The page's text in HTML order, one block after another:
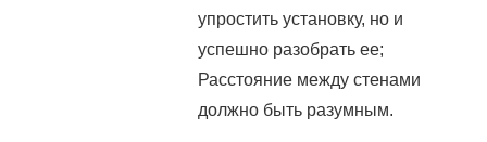
упростить установку, но и
успешно разобрать ее;
Расстояние между стенами
должно быть разумным.